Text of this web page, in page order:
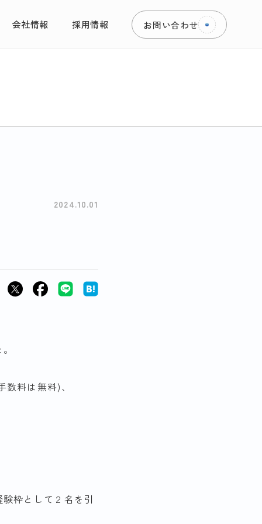
会社情報 採用情報 お問い合わせ
2024.10.01
。
料は無料)、
枠として２名を引